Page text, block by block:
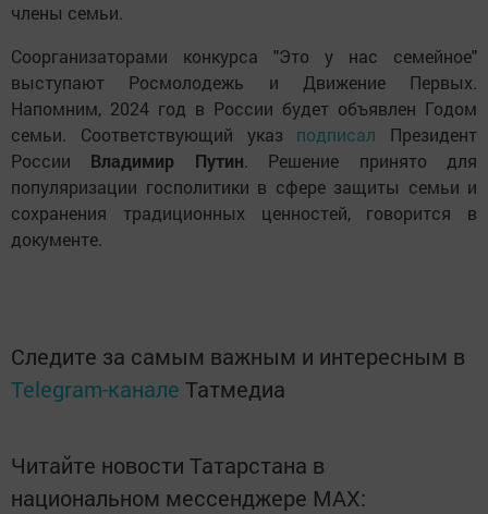
члены семьи.
Соорганизаторами конкурса "Это у нас семейное"
выступают Росмолодежь и Движение Первых.
Напомним, 2024 год в России будет объявлен Годом
семьи. Соответствующий указ подписал Президент
России Владимир Путин. Решение принято для
популяризации госполитики в сфере защиты семьи и
сохранения традиционных ценностей, говорится в
документе.
Следите за самым важным и интересным в
Telegram-канале Татмедиа
Читайте новости Татарстана в
национальном мессенджере MАХ: